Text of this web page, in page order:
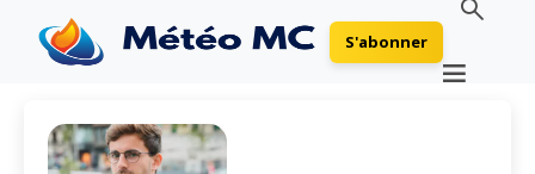
S'abonner